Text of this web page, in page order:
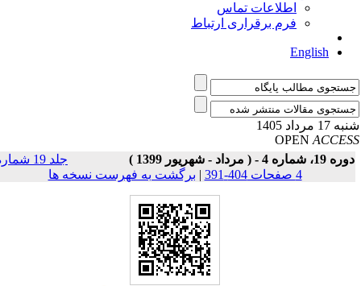
اطلاعات تماس
فرم برقراری ارتباط
English
مرداد 1405
OPEN
شماره 4 - ( مرداد - شهریور 1399 )
جلد 19 شماره
|برگشت به فهرست نسخه ها